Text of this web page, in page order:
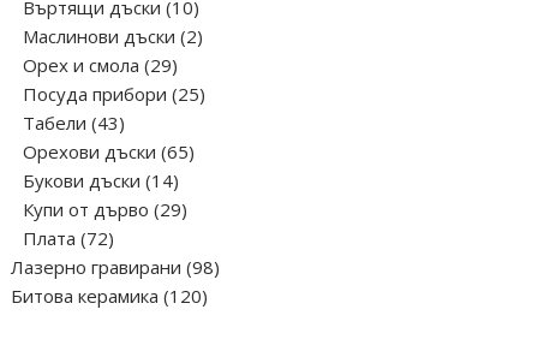
Въртящи дъски 1010
продукта
Маслинови дъски 22
Орех и смола 2929
продукта
Посуда прибори 2525
Табели 4343
продукта
Орехови дъски 6565
Букови дъски 1414
продукта
Купи от дърво 2929
Плата 7272
продукта
Лазерно гравирани 9898
Битова керамика 120120